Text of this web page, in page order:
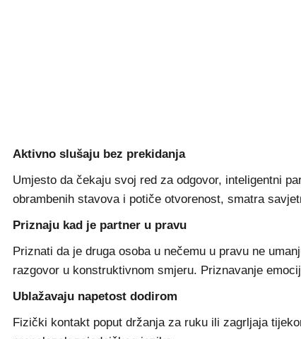
Aktivno slušaju bez prekidanja
Umjesto da čekaju svoj red za odgovor, inteligentni
obrambenih stavova i potiče otvorenost, smatra
Priznaju kad je partner u pravu
Priznati da je druga osoba u nečemu u pravu ne
razgovor u konstruktivnom smjeru. Priznavanje
Ublažavaju napetost dodirom
Fizički kontakt poput držanja za ruku ili zagrljaja